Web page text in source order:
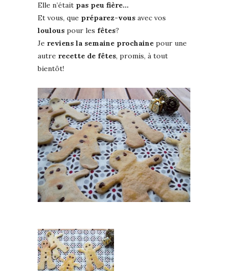
Elle n’était pas peu fière…
Et vous, que préparez-vous avec vos
loulous pour les fêtes?
Je reviens la semaine prochaine pour une
autre recette de fêtes, promis, à tout
bientôt!